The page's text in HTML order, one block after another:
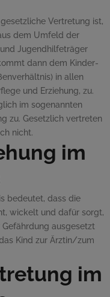
Vertretung ist,
dem Umfeld der
Jugendhilfeträger
dann dem Kinder-
in allen
und Erziehung, zu.
im sogenannten
zu. Gesetzlich vertreten
nicht.
im
bedeutet, dass die
wickelt und dafür sorgt,
ausgesetzt
Kind zur Ärztin/zum
im